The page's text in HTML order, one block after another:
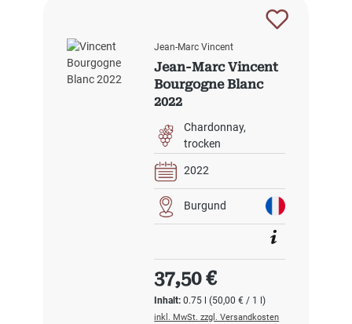
Jean-Marc Vincent
Jean-Marc Vincent
Bourgogne Blanc
2022
Chardonnay
trocken
2022
Burgund
Inhalt:0.75 l(50,00 € / 1 l)
Regulärer Preis:
37,50 €
inkl. MwSt. zzgl. Versandkosten